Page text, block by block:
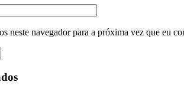
neste navegador para a próxima vez que eu